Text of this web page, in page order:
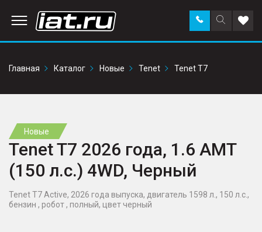
Поиск
по
Заказать
звонок в
Главная
Каталог Новые Tenet Tenet T7
Новые
Tenet T7 2026 года, 1.6 AMT
(150 л.с.) 4WD, Черный
Tenet T7 Active, 2026 года выпуска, двигатель 1598 л., 150 л.с.,
бензин , робот , полный, цвет черный